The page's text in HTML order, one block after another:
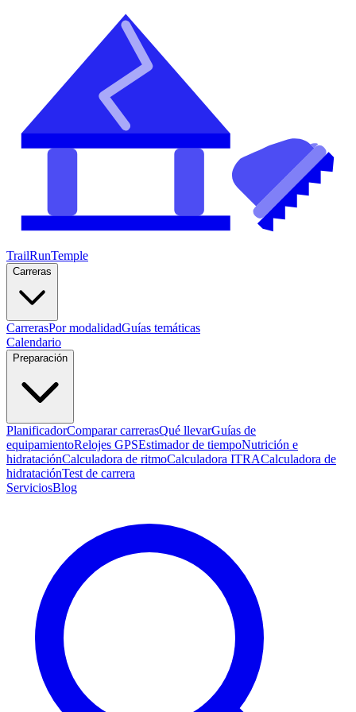
TrailRunTemple
Carreras
CarrerasPor modalidadGuías temáticas
Calendario
Preparación
PlanificadorComparar carrerasQué llevarGuías de
equipamientoRelojes GPSEstimador de tiempoNutrición e
hidrataciónCalculadora de ritmoCalculadora ITRACalculadora de
hidrataciónTest de carrera
ServiciosBlog